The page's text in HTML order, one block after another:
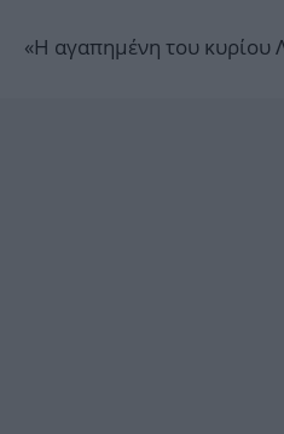
«Η αγαπημένη του κυρίου